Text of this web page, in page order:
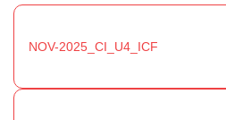
NOV-2025_CI_U4_ICF